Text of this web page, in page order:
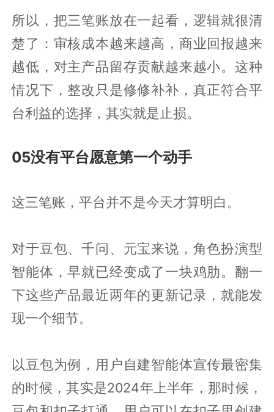
所以，把三笔账放在一起看，逻辑就很清
楚了：审核成本越来越高，商业回报越来
越低，对主产品留存贡献越来越小。这种
情况下，整改只是修修补补，真正符合平
台利益的选择，其实就是止损。
05没有平台愿意第一个动手
这三笔账，平台并不是今天才算明白。
对于豆包、千问、元宝来说，角色扮演型
智能体，早就已经变成了一块鸡肋。翻一
下这些产品最近两年的更新记录，就能发
现一个细节。
以豆包为例，用户自建智能体宣传最密集
的时候，其实是2024年上半年，那时候，